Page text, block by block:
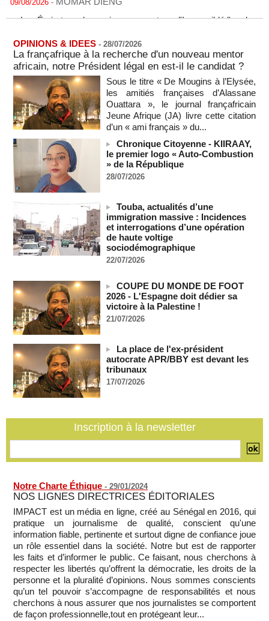
Les Émirats arabes unis annoncent que l'Iran a ciblé l'un de
Le bilan des décès liés à la « migration massive » vers
Ceuta s'élève désormais à 14 personnes, selon une autorité
marocaine :
08/08/2026 -
Sénégal - Une revue de presse du 8 août 2026 (Par IA)
08/08/2026 -MOMO ALADJI
SENEGAL - Les Unes de la presse quotidienne du 8/9 août
2026
08/08/2026 MOMO ALADJI
A Ceuta, les enfants migrants risquent d'être victimes de
maltraitance et d'exploitation, avertissent des ONG
07/08/2026 -
Les Bourses mondiales touchent des sommets après
l'emploi américain
07/08/2026 -
"Construction de la Grande Côte D'ivoire" : Le Président
Alassane Ouattara appelle à la contribution de toutes les forces
Polémique à l’Assemblée nationale : Yaël Braun-Pivet se dit
"dépassée" par les critiques concernant le nouveau pavillon
07/08/2026 -
Depuis le « cessez-le-feu » à Gaza, les forces israéliennes
ont tué 300 enfants palestiniens (UNICEF)
07/08/2026 -
Guinée-Bissau - Première visite de la médiation sénégalaise
après le sommet de la Cedeao
07/08/2026 -
mois après son départ du pouvoir
rupture diplomatique » entre les 2 pays
OPINIONS & IDEES - 28/07/2026
La françafrique à la recherche d'un nouveau mentor
africain, notre Président légal en est-il le candidat ?
Sous le titre « De Mougins à l’Elysée,
les amitiés françaises d’Alassane
Ouattara », le journal françafricain
Jeune Afrique (JA) livre cette citation
d’un « ami français » du...
Chronique Citoyenne - KIIRAAY,
le premier logo « Auto-Combustion
» de la République
28/07/2026
Touba, actualités d’une
immigration massive : Incidences
et interrogations d’une opération
de haute voltige
sociodémographique
22/07/2026
COUPE DU MONDE DE FOOT
2026 - L'Espagne doit dédier sa
victoire à la Palestine !
21/07/2026
La place de l'ex-président
autocrate APR/BBY est devant les
tribunaux
17/07/2026
Inscription à la newsletter
Notre Charte Éthique - 29/01/2024
NOS LIGNES DIRECTRICES ÉDITORIALES
IMPACT est un média en ligne, créé au Sénégal en 2016, qui
pratique un journalisme de qualité, conscient qu'une
information fiable, pertinente et surtout digne de confiance joue
un rôle essentiel dans la société. Notre but est de rapporter
les faits et d’informer le public. Ce faisant, nous cherchons à
respecter les libertés qu’offrent la démocratie, les droits de la
personne et la pluralité d’opinions. Nous sommes conscients
qu’un tel pouvoir s’accompagne de responsabilités et nous
cherchons à nous assurer que nos journalistes se comportent
de façon professionnelle,tout en protégeant leur...